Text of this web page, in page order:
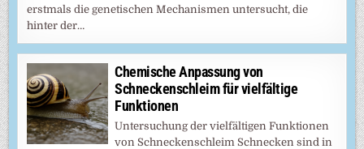
erstmals die genetischen Mechanismen untersucht, die
hinter der…
Chemische Anpassung von
Schneckenschleim für vielfältige
Funktionen
Untersuchung der vielfältigen Funktionen
von Schneckenschleim Schnecken sind in